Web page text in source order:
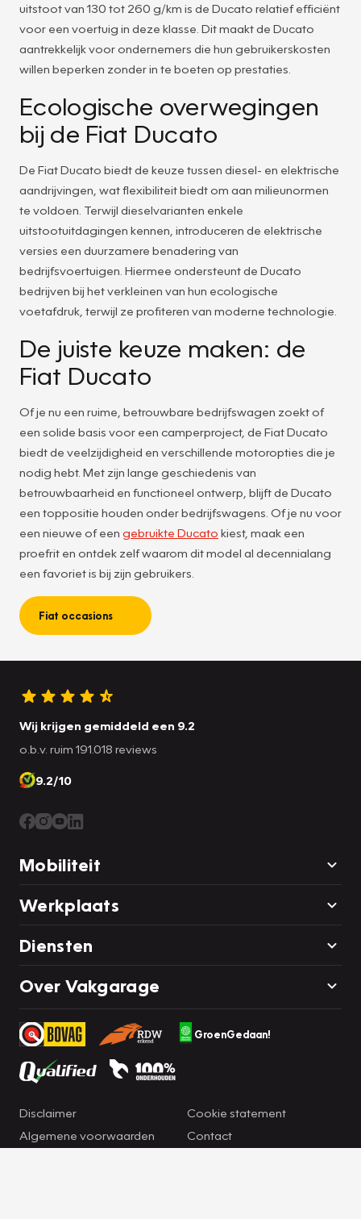
uitstoot van 130 tot 260 g/km is de Ducato relatief efficiënt
voor een voertuig in deze klasse. Dit maakt de Ducato
aantrekkelijk voor ondernemers die hun gebruikerskosten
willen beperken zonder in te boeten op prestaties.
Ecologische overwegingen
bij de Fiat Ducato
De Fiat Ducato biedt de keuze tussen diesel- en elektrische
aandrijvingen, wat flexibiliteit biedt om aan milieunormen
te voldoen. Terwijl dieselvarianten enkele
uitstootuitdagingen kennen, introduceren de elektrische
versies een duurzamere benadering van
bedrijfsvoertuigen. Hiermee ondersteunt de Ducato
bedrijven bij het verkleinen van hun ecologische
voetafdruk, terwijl ze profiteren van moderne technologie.
De juiste keuze maken: de
Fiat Ducato
Of je nu een ruime, betrouwbare bedrijfswagen zoekt of
een solide basis voor een camperproject, de Fiat Ducato
biedt de veelzijdigheid en verschillende motoropties die je
nodig hebt. Met zijn lange geschiedenis van
betrouwbaarheid en functioneel ontwerp, blijft de Ducato
een toppositie houden onder bedrijfswagens. Of je nu voor
een nieuwe of een gebruikte Ducato kiest, maak een
proefrit en ontdek zelf waarom dit model al decennialang
een favoriet is bij zijn gebruikers.
Fiat occasions
Wij krijgen gemiddeld een 9.2
o.b.v. ruim 191.018 reviews
9.2/10
Mobiliteit
Werkplaats
Diensten
Over Vakgarage
GroenGedaan!
Disclaimer
Algemene voorwaarden
Cookie statement
Contact